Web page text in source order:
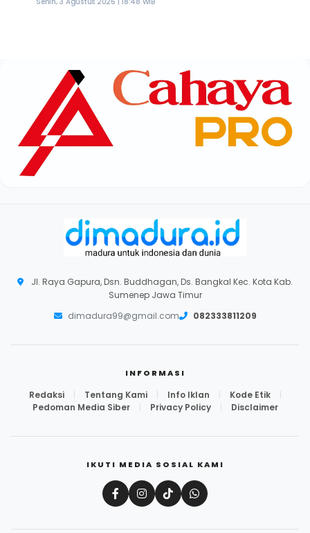
Jl. Raya Gapura, Dsn. Buddhagan, Ds. Bangkal Kec. Kota Kab.
Sumenep Jawa Timur
dimadura99@gmail.com
082333811209
INFORMASI
Redaksi Tentang Kami Info Iklan Kode Etik
Pedoman Media Siber
Privacy Policy Disclaimer
IKUTI MEDIA SOSIAL KAMI